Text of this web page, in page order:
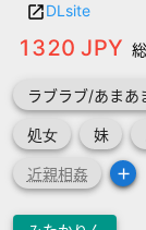
launchDLsite
1320 JPY
ラブラブ/あまあ
処女 妹
近親相姦 add